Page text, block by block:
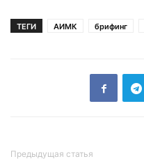
ТЕГИ АИМК брифинг
Предыдущая статья